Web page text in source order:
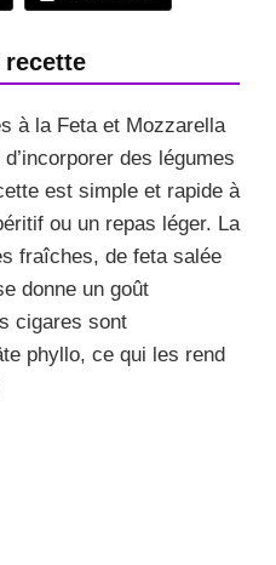
à la Feta et Mozzarella
des légumes
est simple et rapide à
ou un repas léger. La
fraîches, de feta salée
donne un goût
cigares sont
phyllo, ce qui les rend